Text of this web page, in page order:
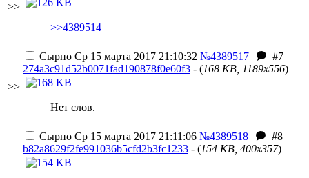
>>
>>4389514
>>
Сырно Ср 15 марта 2017 21:10:32 №4389517
#7
274a3c91d52b0071fad190878f0e60f3 - (168 KB, 1189x556)
Нет слов.
Сырно Ср 15 марта 2017 21:11:06 №4389518
#8
b82a8629f2fe991036b5cfd2b3fc1233 - (154 KB, 400x357)